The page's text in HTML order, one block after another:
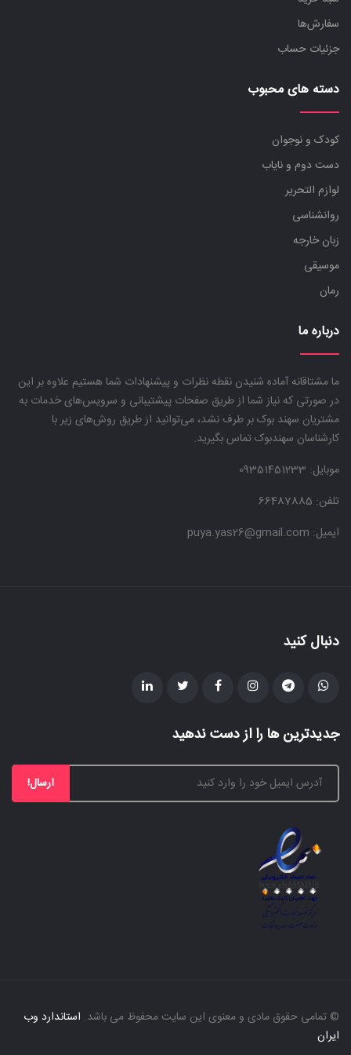
سفارش‌ها
جزئیات حساب
دسته های محبوب
کودک و نوجوان
دست دوم و نایاب
لوازم التحریر
روانشناسی
زبان خارجه
موسیقی
رمان
درباره ما
ما مشتاقانه آماده شنیدن نقطه نظرات و پیشنهادات شما هستیم علاوه بر این
در صورتی که نیاز شما از طریق صفحات پیشتیبانی و سرویس‌های خدمات به
مشتریان سهند بوک بر طرف نشد، می‌توانید از طریق روش‌های زیر با
کارشناسان سهندبوک تماس بگیرید.
موبایل:
تلفن: 66487885
ایمیل: puya.yas26@gmail.com
دنبال کنید
جدیدترین ها را از دست ندهید
ارسال!
© تمامی حقوق مادی و معنوی این سایت محفوظ می باشد. استاندارد وب
ایران